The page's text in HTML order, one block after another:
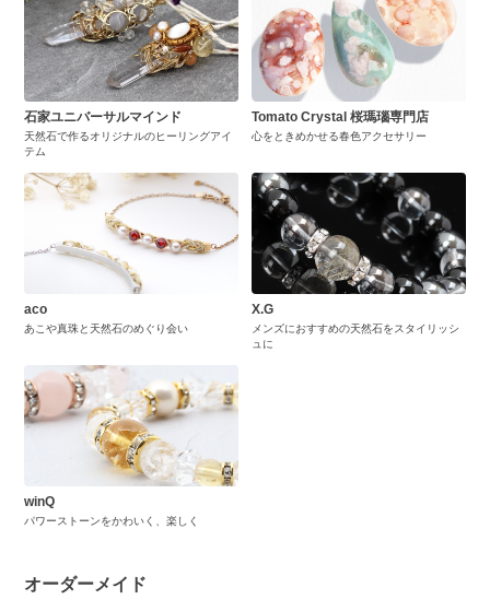
石家ユニバーサルマインド
天然石で作るオリジナルのヒーリングアイ
テム
Tomato Crystal 桜瑪瑙専門店
心をときめかせる春色アクセサリー
aco
あこや真珠と天然石のめぐり会い
X.G
メンズにおすすめの天然石をスタイリッシ
ュに
winQ
パワーストーンをかわいく、楽しく
オーダーメイド